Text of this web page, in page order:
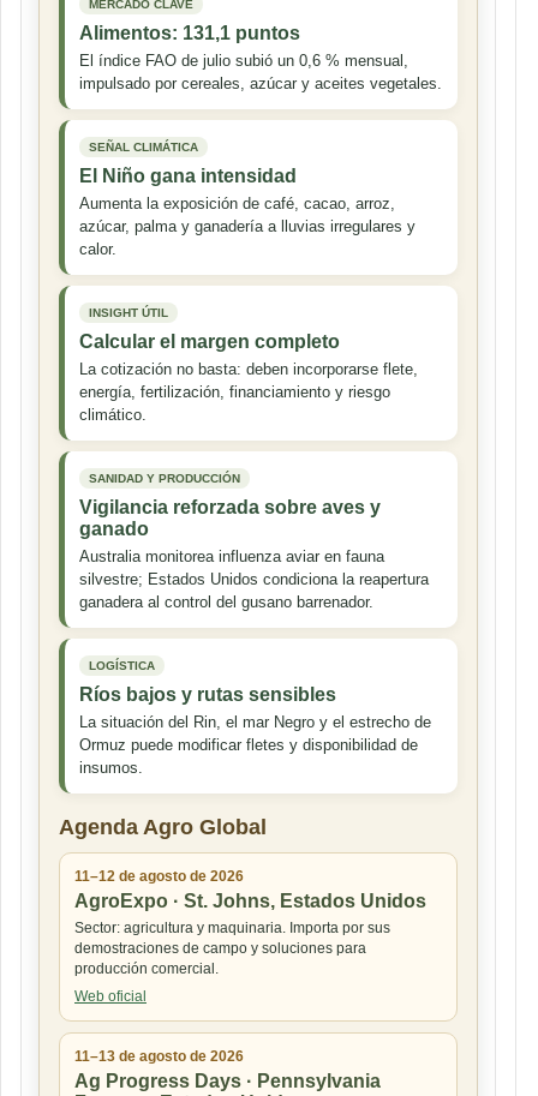
MERCADO CLAVE
Alimentos: 131,1 puntos
El índice FAO de julio subió un 0,6 % mensual,
impulsado por cereales, azúcar y aceites vegetales.
SEÑAL CLIMÁTICA
El Niño gana intensidad
Aumenta la exposición de café, cacao, arroz,
azúcar, palma y ganadería a lluvias irregulares y
calor.
INSIGHT ÚTIL
Calcular el margen completo
La cotización no basta: deben incorporarse flete,
energía, fertilización, financiamiento y riesgo
climático.
SANIDAD Y PRODUCCIÓN
Vigilancia reforzada sobre aves y
ganado
Australia monitorea influenza aviar en fauna
silvestre; Estados Unidos condiciona la reapertura
ganadera al control del gusano barrenador.
LOGÍSTICA
Ríos bajos y rutas sensibles
La situación del Rin, el mar Negro y el estrecho de
Ormuz puede modificar fletes y disponibilidad de
insumos.
Agenda Agro Global
11–12 de agosto de 2026
AgroExpo · St. Johns, Estados Unidos
Sector: agricultura y maquinaria. Importa por sus
demostraciones de campo y soluciones para
producción comercial.
Web oficial
11–13 de agosto de 2026
Ag Progress Days · Pennsylvania